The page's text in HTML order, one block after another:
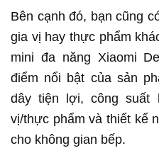
Bên cạnh đó, bạn cũng
gia vị hay thực phẩm
mini đa năng Xiaomi
điểm nổi bật của sản
dây tiện lợi, công suất
vị/thực phẩm và thiết kế
cho không gian bếp.